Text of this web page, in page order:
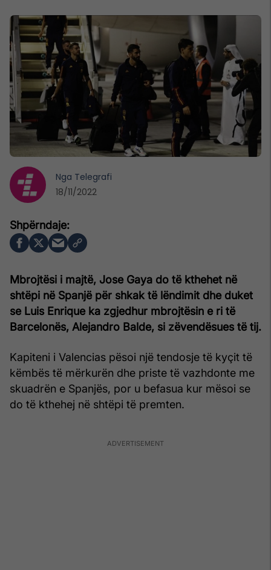
Mbrojtësi i majtë, Jose Gaya do të kthehet në
shtëpi në Spanjë për shkak të lëndimit dhe duket
se Luis Enrique ka zgjedhur mbrojtësin e ri të
Barcelonës, Alejandro Balde, si zëvendësues të tij.
Kapiteni i Valencias pësoi një tendosje të kyçit të
këmbës të mërkurën dhe priste të vazhdonte me
skuadrën e Spanjës, por u befasua kur mësoi se
do të kthehej në shtëpi të premten.
Nga Telegrafi
18/11/2022